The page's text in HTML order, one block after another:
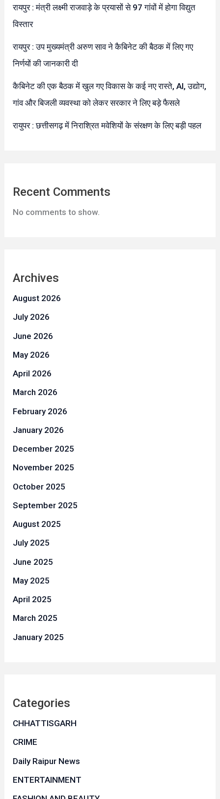
रायपुर : मंत्री लक्ष्मी राजवाड़े के प्रयासों से 97 गांवों में होगा विद्युत
विस्तार
रायपुर : उप मुख्यमंत्री अरुण साव ने कैबिनेट की बैठक में लिए गए
निर्णयों की जानकारी दी
कैबिनेट की एक बैठक में खुल गए विकास के कई नए रास्ते, AI, उद्योग,
गांव और बिजली व्यवस्था को लेकर सरकार ने लिए बड़े फैसले
रायुपर : छत्तीसगढ़ में निराश्रित मवेशियों के संरक्षण के लिए बड़ी पहल
Recent Comments
No comments to show.
Archives
August 2026
July 2026
June 2026
May 2026
April 2026
March 2026
February 2026
January 2026
December 2025
November 2025
October 2025
September 2025
August 2025
July 2025
June 2025
May 2025
April 2025
March 2025
January 2025
Categories
CHHATTISGARH
CRIME
Daily Raipur News
ENTERTAINMENT